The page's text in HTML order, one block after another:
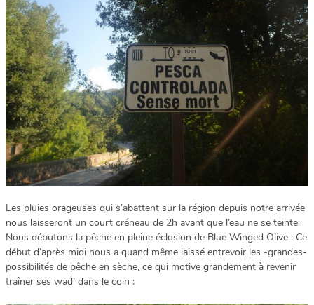
Les pluies orageuses qui s’abattent sur la région depuis notre arrivée
nous laisseront un court créneau de 2h avant que l’eau ne se teinte.
Nous débutons la pêche en pleine éclosion de Blue Winged Olive : Ce
début d’après midi nous a quand même laissé entrevoir les -grandes-
possibilités de pêche en sèche, ce qui motive grandement à revenir
traîner ses wad’ dans le coin :